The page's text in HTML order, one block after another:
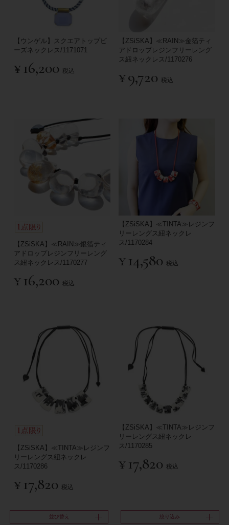
【ウンゲル】スクエアトップビ
ーズネックレス/1171071
¥ 16,200 税込
【ZSiSKA】≪RAIN≫金箔ティ
アドロップレジンフリーレング
ス紐ネックレス/1170276
¥9,720 税込
【ZSiSKA】≪RAIN≫銀箔ティ
アドロップレジンフリーレング
ス紐ネックレス/1170277
¥ 16,200 税込
【ZSiSKA】≪TINTA≫レジンフ
リーレングス紐ネックレ
ス/1170284
¥ 14,580 税込
【ZSiSKA】≪TINTA≫レジンフ
リーレングス紐ネックレ
ス/1170286
¥ 17,820 税込
【ZSiSKA】≪TINTA≫レジンフ
リーレングス紐ネックレ
ス/1170285
¥ 17,820 税込
並び替え 絞り込み